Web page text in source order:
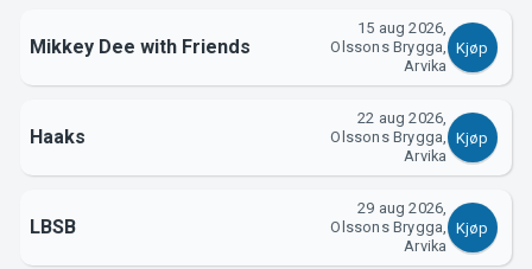
Om Tickster
Mikkey Dee with Friends
15 aug 2026,
Olssons Brygga,
Arvika
Kjøp
Haaks
22 aug 2026,
Olssons Brygga,
Arvika
Kjøp
LBSB
29 aug 2026,
Olssons Brygga,
Arvika
Kjøp